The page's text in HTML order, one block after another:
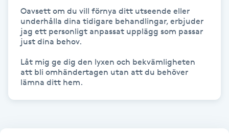
Fransfärgning
Fransförlängning
Fransförlängning Megavolym
Oavsett om du vill förnya ditt utseende eller
underhålla dina tidigare behandlingar, erbjuder
jag ett personligt anpassat upplägg som passar
just dina behov.
Låt mig ge dig den lyxen och bekvämligheten
att bli omhändertagen utan att du behöver
lämna ditt hem.